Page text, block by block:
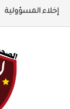
إخلاء المسؤولية